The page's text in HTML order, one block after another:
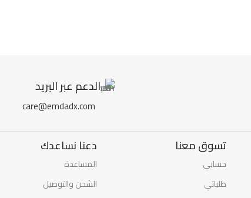
الدعم عبر البريد
care@emdadx.com
تسوق معنا
حسابي
طلباتي
دعنا نساعدك
المساعدة
الشحن والتوصيل